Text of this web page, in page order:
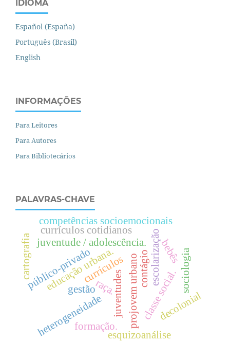
IDIOMA
Español (España)
Português (Brasil)
English
INFORMAÇÕES
Para Leitores
Para Autores
Para Bibliotecários
PALAVRAS-CHAVE
currículosprojovem urbano
juventude / adolescência.
e
d
u
c
a
ç
ã
o
u
r
b
a
n
a.
c
l
a
s
s
e
s
o
c
i
a
l
.
raça.
gestão juventudes
escolarização
heterogeneidade
público-privado
currículos cotidianos
esquizoanálise
competências socioemocionais
formação.
decolonial
bebês
contágio
cartografia sociologia